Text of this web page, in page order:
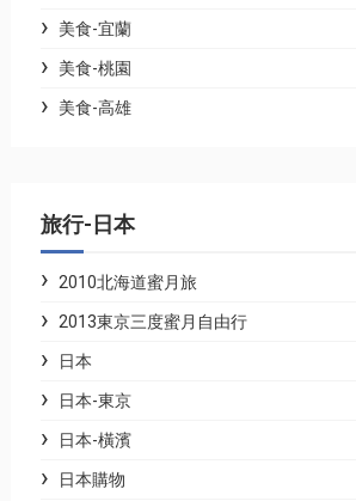
美食-宜蘭
美食-桃園
美食-高雄
旅行-日本
2010北海道蜜月旅
2013東京三度蜜月自由行
日本
日本-東京
日本-橫濱
日本購物